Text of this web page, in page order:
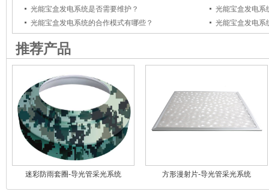
光能宝盒发电系统是否需要维护？
光能宝盒发电系
光能宝盒发电系统的合作模式有哪些？
光能宝盒发电系
推荐产品
迷彩防雨套圈-导光管采光系统 方形漫射片-导光管采光系统